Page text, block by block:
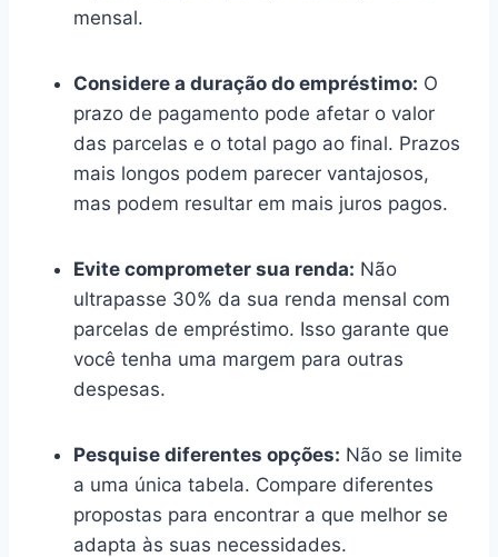
mensal.
Considere a duração do empréstimo: O
prazo de pagamento pode afetar o valor
das parcelas e o total pago ao final. Prazos
mais longos podem parecer vantajosos,
mas podem resultar em mais juros pagos.
Evite comprometer sua renda: Não
ultrapasse 30% da sua renda mensal com
parcelas de empréstimo. Isso garante que
você tenha uma margem para outras
despesas.
Pesquise diferentes opções: Não se limite
a uma única tabela. Compare diferentes
propostas para encontrar a que melhor se
adapta às suas necessidades.